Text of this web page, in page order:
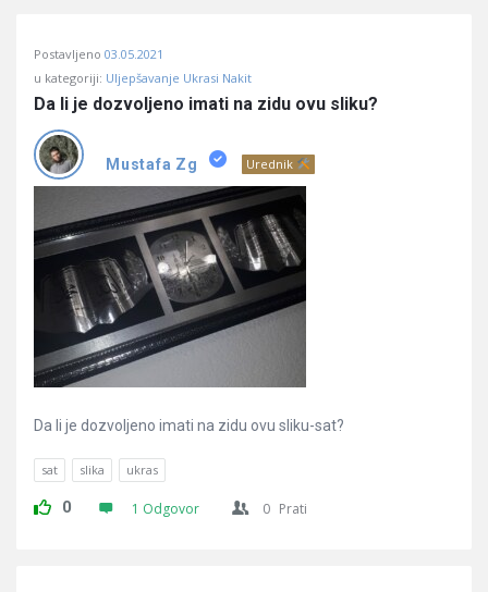
Postavljeno 03.05.2021
u kategoriji: Uljepšavanje Ukrasi Nakit
Da li je dozvoljeno imati na zidu ovu sliku?
Mustafa Zg Urednik
Da li je dozvoljeno imati na zidu ovu sliku-sat?
sat slika ukras
0 1 Odgovor 0 Prati